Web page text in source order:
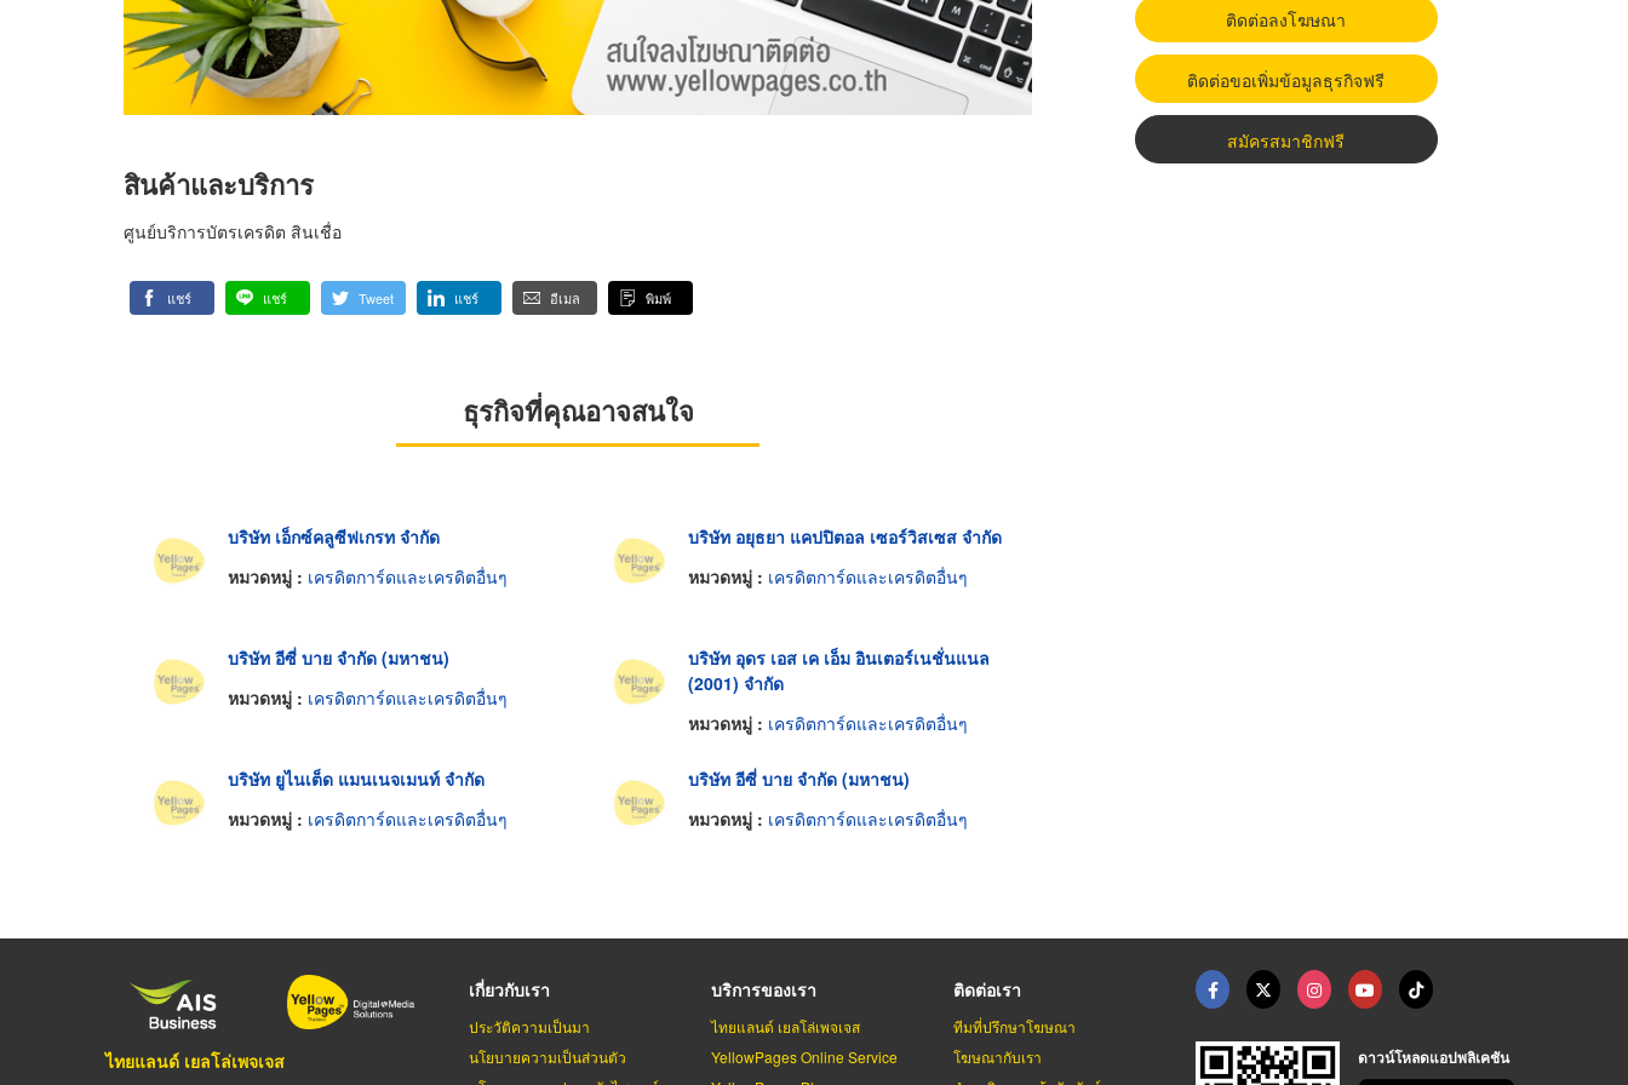
สินค้าและบริการ
ศูนย์บริการบัตรเครดิต สินเชื่อ
แชร์ แชร์ Tweet แชร์ อีเมล พิมพ์
ธุรกิจที่คุณอาจสนใจ
บริษัท เอ็กซ์คลูซีฟเกรท จำกัด
หมวดหมู่ : เครดิตการ์ดและเครดิตอื่นๆ
บริษัท อยุธยา แคปปิตอล เซอร์วิสเซส จำกัด
หมวดหมู่ : เครดิตการ์ดและเครดิตอื่นๆ
บริษัท อีซี่ บาย จำกัด (มหาชน)
หมวดหมู่ : เครดิตการ์ดและเครดิตอื่นๆ
บริษัท อุดร เอส เค เอ็ม อินเตอร์เนชั่นแนล
(2001) จำกัด
หมวดหมู่ : เครดิตการ์ดและเครดิตอื่นๆ
บริษัท ยูไนเต็ด แมนเนจเมนท์ จำกัด
หมวดหมู่ : เครดิตการ์ดและเครดิตอื่นๆ
บริษัท อีซี่ บาย จำกัด (มหาชน)
หมวดหมู่ : เครดิตการ์ดและเครดิตอื่นๆ
ติดต่อลงโฆษณา
ติดต่อขอเพิ่มข้อมูลธุรกิจฟรี
สมัครสมาชิกฟรี
ไทยแลนด์ เยลโล่เพจเจส
เกี่ยวกับเรา
ประวัติความเป็นมา
นโยบายความเป็นส่วนตัว
บริการของเรา
ไทยแลนด์ เยลโล่เพจเจส
YellowPages Online Service
ติดต่อเรา
ทีมที่ปรึกษาโฆษณา
โฆษณากับเรา
ดาวน์โหลดแอปพลิเคชัน